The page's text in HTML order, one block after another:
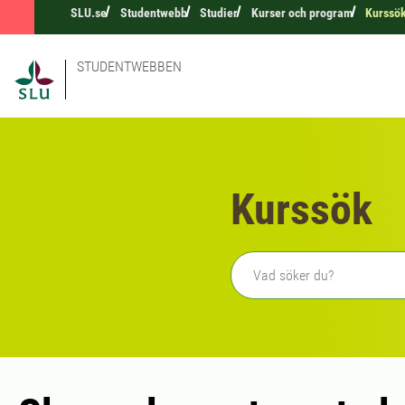
SLU.se Studentwebb Studier Kurser och program
STUDENTWEBBEN
Kurssök
Fritext sökning